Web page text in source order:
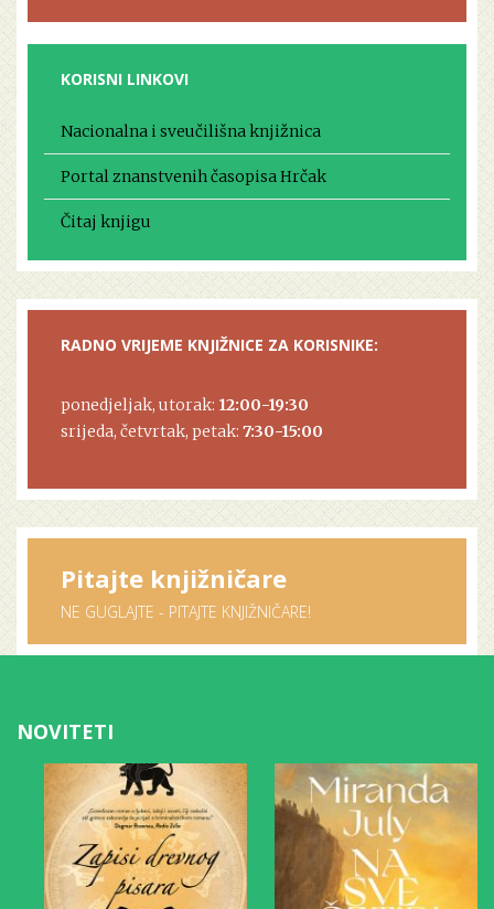
KORISNI LINKOVI
Nacionalna i sveučilišna knjižnica
Portal znanstvenih časopisa Hrčak
Čitaj knjigu
RADNO VRIJEME KNJIŽNICE ZA KORISNIKE:
ponedjeljak, utorak: 12:00-19:30
srijeda, četvrtak, petak: 7:30-15:00
Pitajte knjižničare
NE GUGLAJTE - PITAJTE KNJIŽNIČARE!
NOVITETI